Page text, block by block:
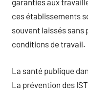
garanties aux
ces établissements
souvent laissés sans
conditions de travail.
La santé publique
La prévention des